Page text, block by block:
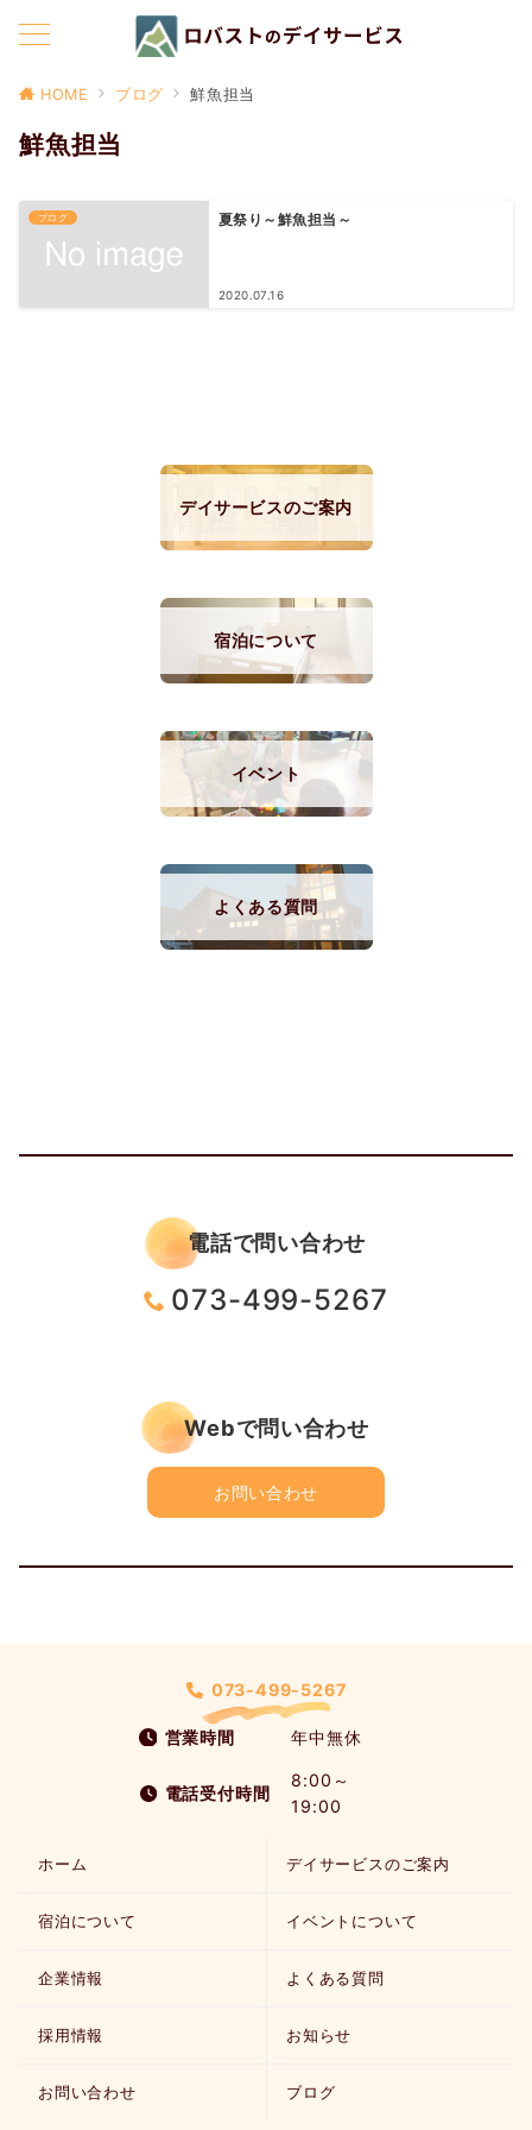
HOME ブログ 鮮魚担当
鮮魚担当
ブログ 夏祭り～鮮魚担当～
2020.07.16
デイサービスのご案内
宿泊について
イベント
よくある質問
電話で問い合わせ
073-499-5267
Webで問い合わせ
お問い合わせ
073-499-5267
営業時間 年中無休
電話受付時間
8:00～
19:00
ホーム デイサービスのご案内
宿泊について イベントについて
企業情報 よくある質問
採用情報 お知らせ
お問い合わせ ブログ